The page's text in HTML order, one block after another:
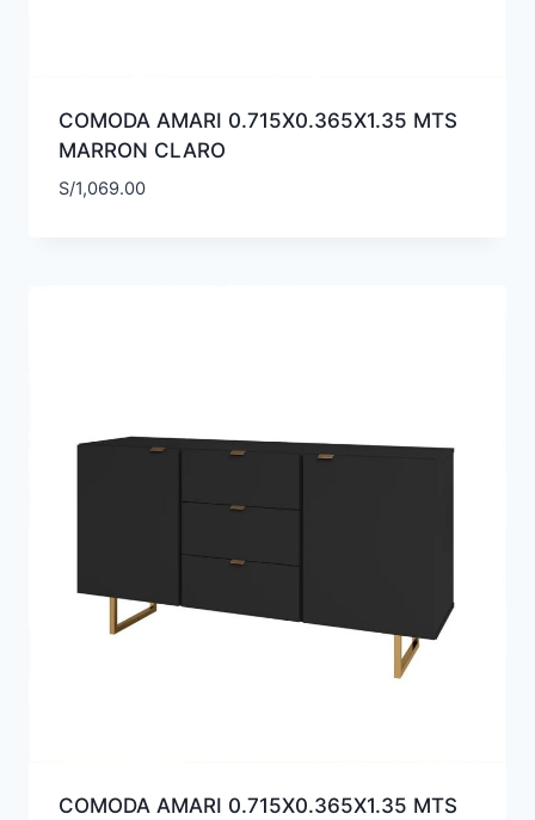
COMODA AMARI 0.715X0.365X1.35 MTS
MARRON CLARO
S/1,069.00
COMODA AMARI 0.715X0.365X1.35 MTS